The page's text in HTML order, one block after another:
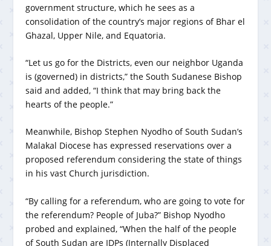
government structure, which he sees as a
consolidation of the country’s major regions of Bhar el
Ghazal, Upper Nile, and Equatoria.
“Let us go for the Districts, even our neighbor Uganda
is (governed) in districts,” the South Sudanese Bishop
said and added, “I think that may bring back the
hearts of the people.”
Meanwhile, Bishop Stephen Nyodho of South Sudan’s
Malakal Diocese has expressed reservations over a
proposed referendum considering the state of things
in his vast Church jurisdiction.
“By calling for a referendum, who are going to vote for
the referendum? People of Juba?” Bishop Nyodho
probed and explained, “When the half of the people
of South Sudan are IDPs (Internally Displaced